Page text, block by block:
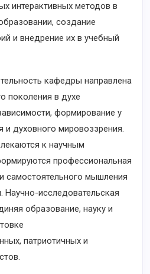
интерактивных методов в
создание
и внедрение их в учебный
кафедры направлена
поколения в духе
формирование у
и духовного мировоззрения.
к научным
профессиональная
самостоятельного мышления
Научно-исследовательская
образование, науку и
патриотичных и